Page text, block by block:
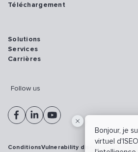
Bonjour, je
virtuel
Téléchargement
Solutions
Services
Carrières
Follow us
ConditionsVulnerability disclosure policy